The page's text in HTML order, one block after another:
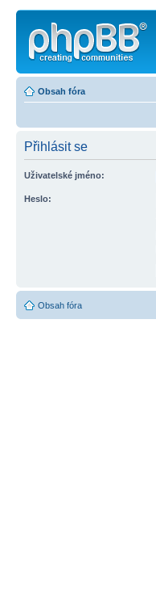
Obsah fóra
Přihlásit se
Uživatelské jméno:
Heslo:
Obsah fóra